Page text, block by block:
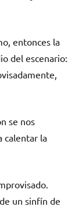
entonces la
del escenario:
se nos
calentar la
un sinfín de